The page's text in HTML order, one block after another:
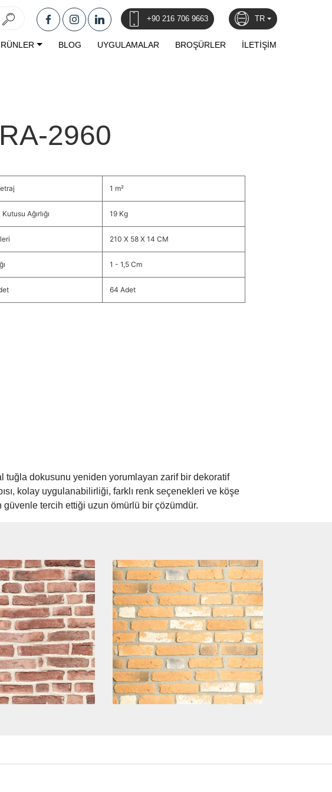
+90 216 706 9663 TR
BLOG UYGULAMALAR BROŞÜRLER İLETİŞİM
2960
1 m²
Ağırlığı 19 Kg
210 X 58 X 14 CM
1 - 1,5 Cm
64 Adet
dokusunu yeniden yorumlayan zarif bir dekoratif
kolay uygulanabilirliği, farklı renk seçenekleri ve köşe
güvenle tercih ettiği uzun ömürlü bir çözümdür.